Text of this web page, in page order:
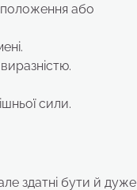
положення або
сили.
здатні бути й дуже